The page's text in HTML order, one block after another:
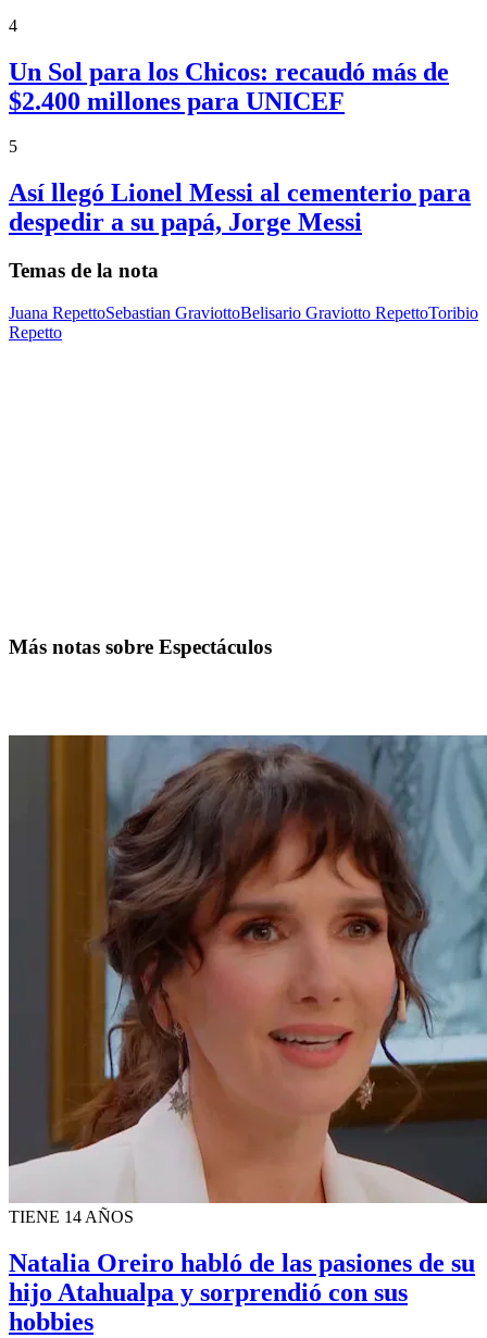
4
Un Sol para los Chicos: recaudó más de
$2.400 millones para UNICEF
5
Así llegó Lionel Messi al cementerio para
despedir a su papá, Jorge Messi
Temas de la nota
Juana RepettoSebastian GraviottoBelisario Graviotto RepettoToribio
Repetto
Más notas sobre Espectáculos
TIENE 14 AÑOS
Natalia Oreiro habló de las pasiones de su
hijo Atahualpa y sorprendió con sus
hobbies